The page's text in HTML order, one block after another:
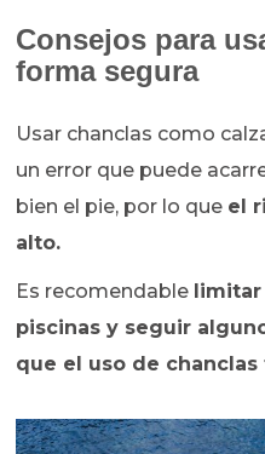
Consejos para
forma segura
Usar chanclas como
un error que puede
bien el pie, por lo que el
alto.
Es recomendable
piscinas y seguir
que el uso de